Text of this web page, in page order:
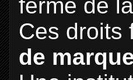
ferme de
Ces droits
de